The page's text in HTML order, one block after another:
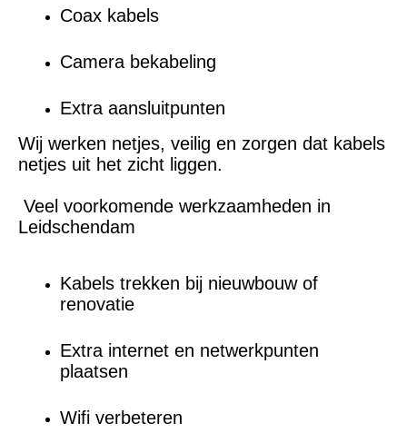
Coax kabels
Camera bekabeling
Extra aansluitpunten
Wij werken netjes, veilig en zorgen dat kabels
netjes uit het zicht liggen.
Veel voorkomende werkzaamheden in
Leidschendam
Kabels trekken bij nieuwbouw of
renovatie
Extra internet en netwerkpunten
plaatsen
Wifi verbeteren